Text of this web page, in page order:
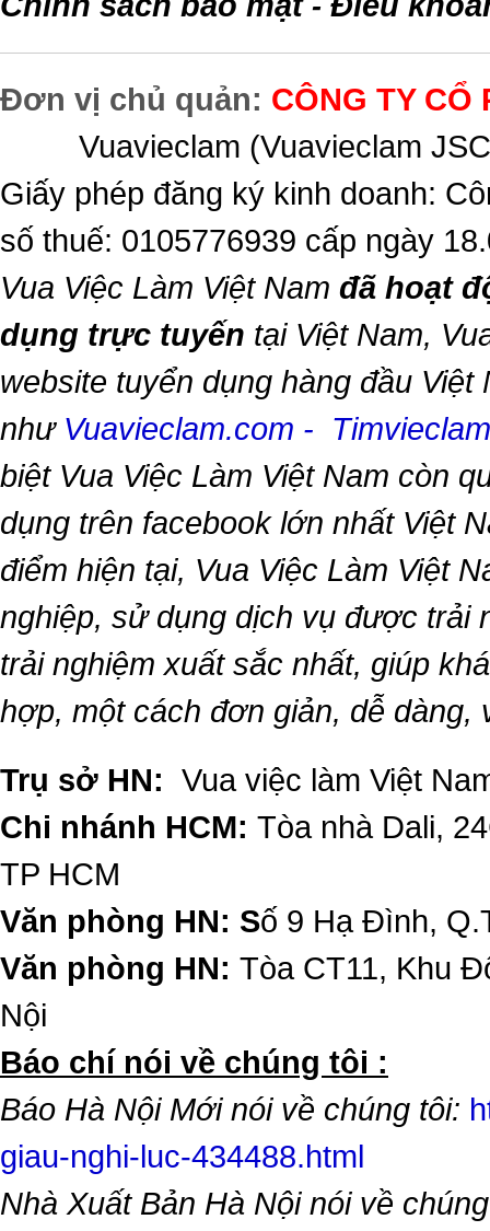
-
Đơn vị chủ quản: CÔNG TY CỔ
Vuavieclam (Vuavieclam
Giấy phép đăng ký kinh doanh:
số thuế: 0105776939 cấp ngày
Vua Việc Làm Việt Nam đã hoạt
dụng trực tuyến tại Việt Nam,
website tuyển dụng hàng đầu Việt
như Vuavieclam.com -
biệt Vua Việc Làm Việt Nam còn
dụng trên facebook lớn nhất Việt
điểm hiện tại, Vua Việc Làm Việt
nghiệp, sử dụng dịch vụ được trải
trải nghiệm xuất sắc nhất, giúp
hợp, một cách đơn giản, dễ dàng,
Trụ sở HN: Vua việc làm Việt
Chi nhánh HCM: Tòa nhà Dali,
TP HCM
Văn phòng HN: Số 9 Hạ Đình,
Văn phòng HN: Tòa CT11, Khu
Nội
​Báo chí nói về chúng tôi :
Báo Hà Nội Mới nói về chúng tôi:
giau-nghi-luc-434488.html
Nhà Xuất Bản Hà Nội nói về chúng